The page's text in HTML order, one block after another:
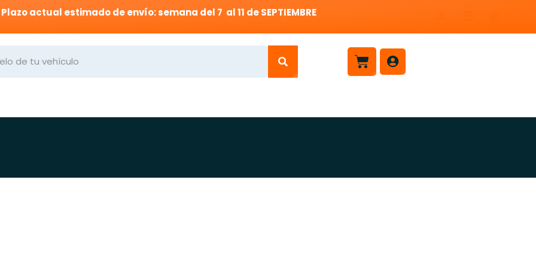
Plazo actual estimado de envío: semana del 7 al 11 de SEPTIEMBRE
Carrito